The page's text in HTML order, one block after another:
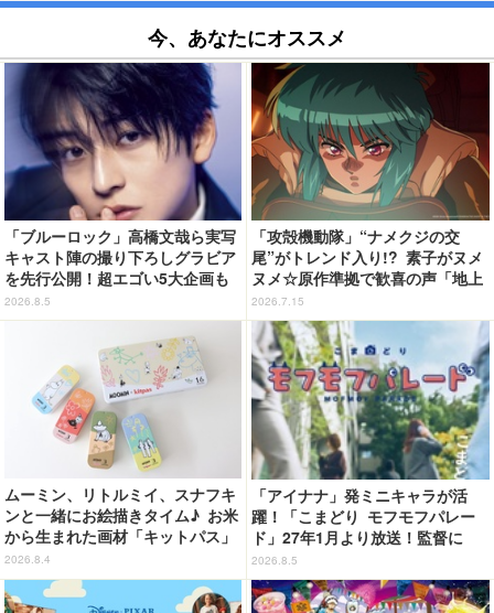
今、あなたにオススメ
「ブルーロック」高橋文哉ら実写
キャスト陣の撮り下ろしグラビア
を先行公開！超エゴい5大企画も
「週刊少年マガジン」36.37合併
号
2026.8.5
「攻殻機動隊」“ナメクジの交
尾”がトレンド入り!? 素子がヌメ
ヌメ☆原作準拠で歓喜の声「地上
波でギリギリ流せるレベル」「か
なり頑張ったな」「制作陣に感謝
してもしきれない」第2話【ネタ
バレあり反応まとめ】
2026.7.15
ムーミン、リトルミイ、スナフキ
ンと一緒にお絵描きタイム♪ お米
から生まれた画材「キットパス」
コラボ登場【8月9日（ムーミンの
日）より発売】
2026.8.4
「アイナナ」発ミニキャラが活
躍！「こまどり モフモフパレー
ド」27年1月より放送！監督に
「パペットスンスン」青松拓馬＆
小野賢章ら出演
2026.8.5